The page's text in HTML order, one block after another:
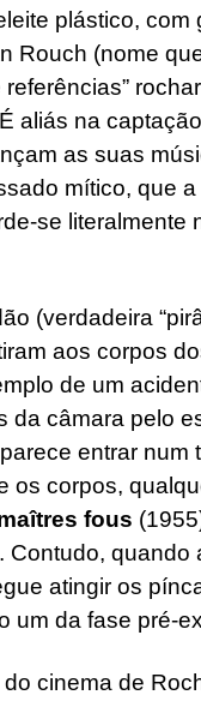
plástico, com
Rouch (nome
aliás na
as suas
mítico, que
se literalmente
(verdadeira
aos corpos
de um
da câmara pelo
entrar num
os corpos,
fous
quando
atingir os
um da fase pré-
cinema de